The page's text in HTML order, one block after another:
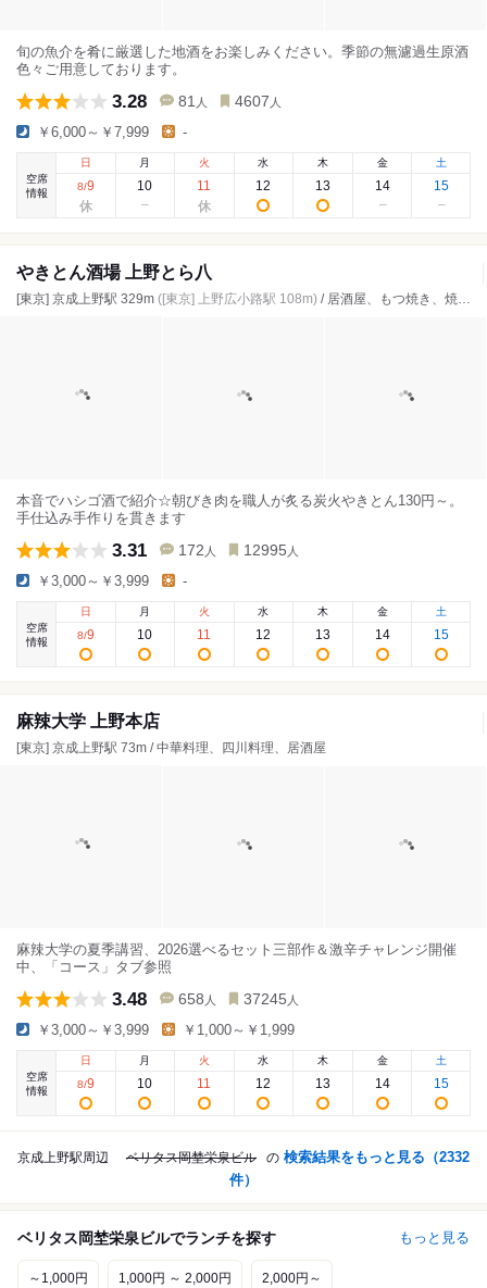
旬の魚介を肴に厳選した地酒をお楽しみください。季節の無濾過生原酒
色々ご用意しております。
3.28 81 人 4607 人
￥6,000～￥7,999 -
空席
情報
日
8/9
月
10
火
11
水
12
木
13
金
14
土
15
やきとん酒場 上野とら八
[東京] 京成上野駅 329m ([東京] 上野広小路駅 108m) / 居酒屋、もつ焼き、焼き鳥
本音でハシゴ酒で紹介☆朝びき肉を職人が炙る炭火やきとん130円～。
手仕込み手作りを貫きます
3.31 172 人 12995 人
￥3,000～￥3,999 -
空席
情報
日
8/9
月
10
火
11
水
12
木
13
金
14
土
15
麻辣大学 上野本店
[東京] 京成上野駅 73m / 中華料理、四川料理、居酒屋
麻辣大学の夏季講習、2026選べるセット三部作＆激辛チャレンジ開催
中、「コース」タブ参照
3.48 658 人 37245 人
￥3,000～￥3,999 ￥1,000～￥1,999
空席
情報
日
8/9
月
10
火
11
水
12
木
13
金
14
土
15
京成上野駅周辺 ベリタス岡埜栄泉ビル の 検索結果をもっと見る（2332
件）
ベリタス岡埜栄泉ビルでランチを探す もっと見る
～1,000円 1,000円 ～ 2,000円 2,000円～